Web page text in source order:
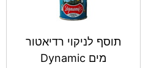
תוסף לניקוי רדיאטור
מים Dynamic